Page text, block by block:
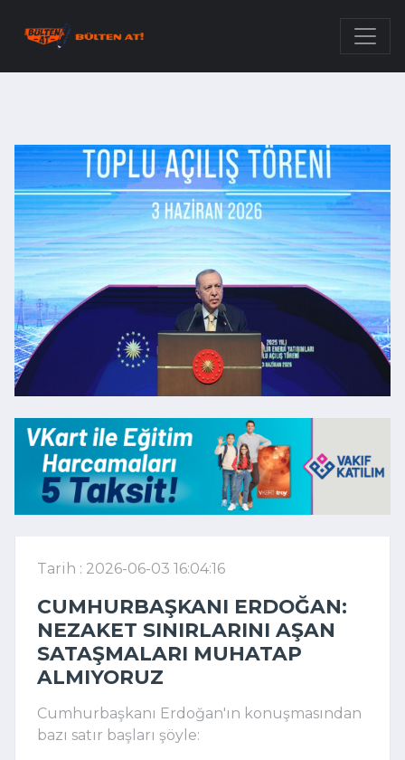
Tarih : 2026-06-03 16:04:16
CUMHURBAŞKANI ERDOĞAN:
NEZAKET SINIRLARINI AŞAN
SATAŞMALARI MUHATAP
ALMIYORUZ
Cumhurbaşkanı Erdoğan'ın konuşmasından
bazı satır başları şöyle: